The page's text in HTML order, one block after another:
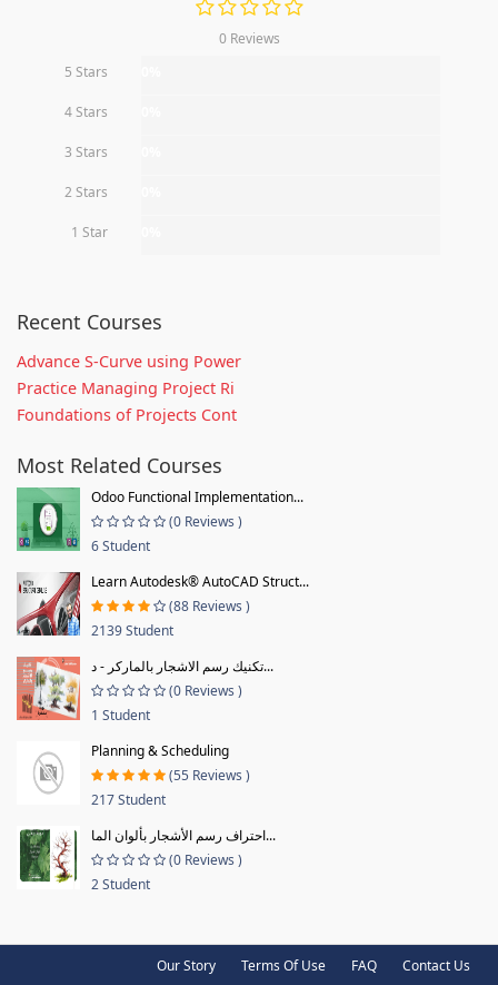
0 Reviews
5 Stars
4 Stars
3 Stars
2 Stars
1 Star
Recent Courses
Advance S-Curve using Power
Practice Managing Project Ri
Foundations of Projects Cont
Most Related Courses
Odoo Functional Implementation...
(0 Reviews )
6 Student
Learn Autodesk® AutoCAD Struct...
(88 Reviews )
2139 Student
تكنيك رسم الاشجار بالماركر - د...
(0 Reviews )
1 Student
Planning & Scheduling
(55 Reviews )
217 Student
احتراف رسم الأشجار بألوان الما...
(0 Reviews )
2 Student
Our Story Terms Of Use FAQ Contact Us